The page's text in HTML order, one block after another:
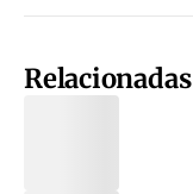
Relacionadas